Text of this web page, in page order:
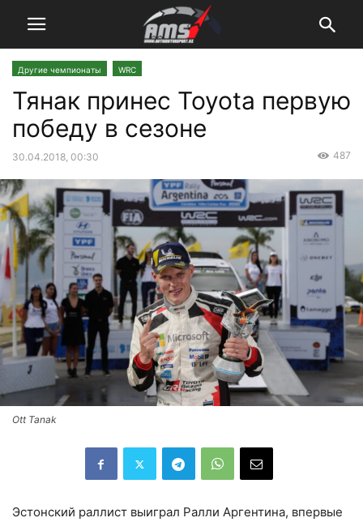
Другие чемпионаты WRC
Тянак принес Toyota первую
победу в сезоне
30.04.2018, 00:30 487
Ott Tanak
Эстонский раллист выиграл Ралли Аргентина, впервые